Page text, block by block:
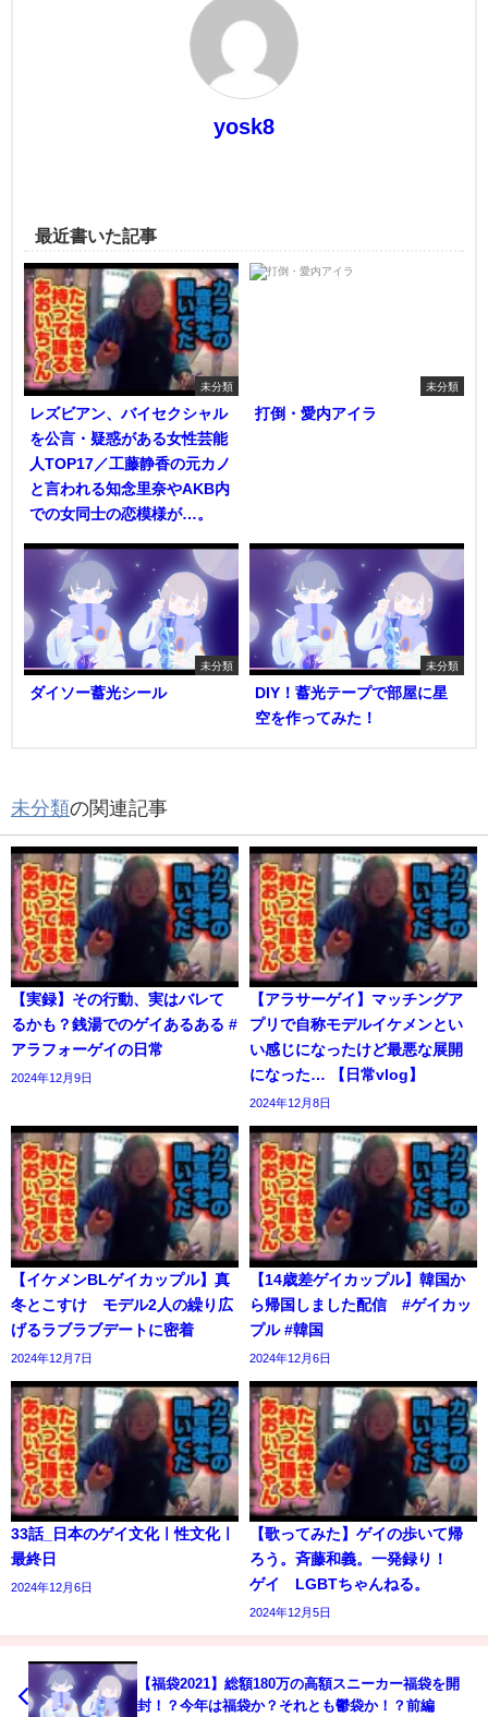
yosk8
最近書いた記事
未分類
レズビアン、バイセクシャル
を公言・疑惑がある女性芸能
人TOP17／工藤静香の元カノ
と言われる知念里奈やAKB内
での女同士の恋模様が…。
未分類
打倒・愛内アイラ
未分類
ダイソー蓄光シール
未分類
DIY！蓄光テープで部屋に星
空を作ってみた！
未分類の関連記事
【実録】その行動、実はバレて
るかも？銭湯でのゲイあるある #
アラフォーゲイの日常
2024年12月9日
【アラサーゲイ】マッチングア
プリで自称モデルイケメンとい
い感じになったけど最悪な展開
になった… 【日常vlog】
2024年12月8日
【イケメンBLゲイカップル】真
冬とこすけ モデル2人の繰り広
げるラブラブデートに密着
2024年12月7日
【14歳差ゲイカップル】韓国か
ら帰国しました配信 #ゲイカッ
プル #韓国
2024年12月6日
33話_日本のゲイ文化ㅣ性文化ㅣ
最終日
2024年12月6日
【歌ってみた】ゲイの歩いて帰
ろう。斉藤和義。一発録り！
ゲイ LGBTちゃんねる。
2024年12月5日
【福袋2021】総額180万の高額スニーカー福袋を開
封！？今年は福袋か？それとも鬱袋か！？前編